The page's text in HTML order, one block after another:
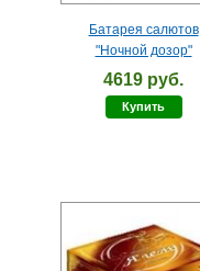
Батарея салютов
"Ночной дозор"
4619 руб.
Купить